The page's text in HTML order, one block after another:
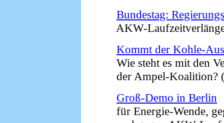
Bundestag:
AKW-
Kommt der Kohle-
Wie steht es mit den
der Ampel-Koalition?
Groß-Demo in Berlin
für Energie-Wende,